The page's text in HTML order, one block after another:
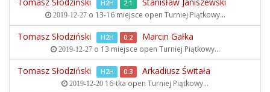
H2H 2:1
2019-12-27o 13-16 miejsce open Turniej Piątkowy...
Tomasz Słodziński H2H 0:2 Marcin Gałka
2019-12-27o 13 miejsce open Turniej Piątkowy...
Tomasz Słodziński H2H 0:3 Arkadiusz Świtała
2019-12-20 16-tka open Turniej Piątkowy...